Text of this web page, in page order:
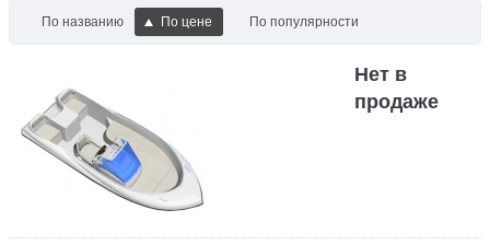
По названию По цене По популярности
Нет в
продаже